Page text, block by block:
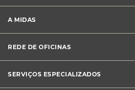
Livro de Reclamações
Canal de Denúncias
Perguntas Frequentes
A MIDAS
Sustentabilidade
Notícias Midas
REDE DE OFICINAS
SERVIÇOS ESPECIALIZADOS